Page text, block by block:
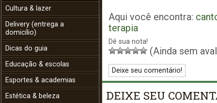
Cultura & lazer
Delivery (entrega a
domicílio)
Dicas do guia
Educação & escolas
Esportes & academias
Estética & beleza
Aqui você encontra:
terapia
Dê sua nota!
(Ainda sem
Deixe seu comentário!
DEIXE SEU